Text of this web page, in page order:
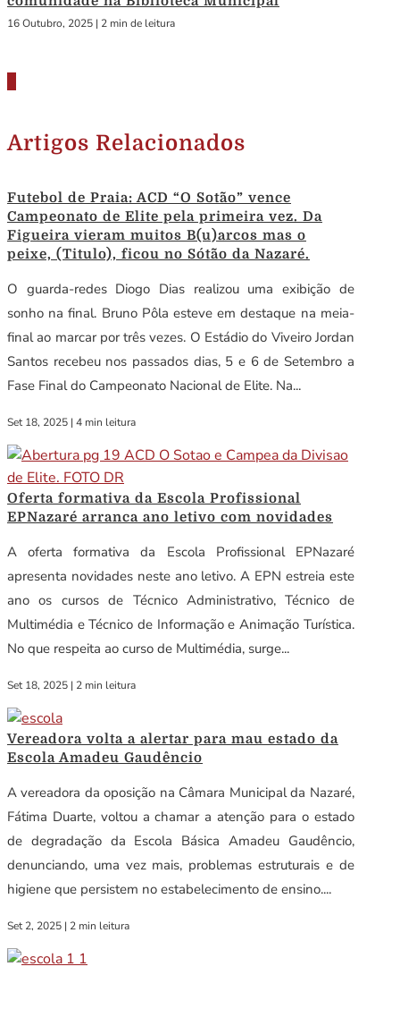
16 Outubro, 2025 | 2 min de leitura
Artigos Relacionados
Futebol de Praia: ACD “O Sotão” vence
Campeonato de Elite pela primeira vez. Da
Figueira vieram muitos B(u)arcos mas o
peixe, (Titulo), ficou no Sótão da Nazaré.
O guarda-redes Diogo Dias realizou uma exibição de
sonho na final. Bruno Pôla esteve em destaque na meia-
final ao marcar por três vezes. O Estádio do Viveiro Jordan
Santos recebeu nos passados dias, 5 e 6 de Setembro a
Fase Final do Campeonato Nacional de Elite. Na...
Set 18, 2025 | 4 min leitura
Oferta formativa da Escola Profissional
EPNazaré arranca ano letivo com novidades
A oferta formativa da Escola Profissional EPNazaré
apresenta novidades neste ano letivo. A EPN estreia este
ano os cursos de Técnico Administrativo, Técnico de
Multimédia e Técnico de Informação e Animação Turística.
No que respeita ao curso de Multimédia, surge...
Set 18, 2025 | 2 min leitura
Vereadora volta a alertar para mau estado da
Escola Amadeu Gaudêncio
A vereadora da oposição na Câmara Municipal da Nazaré,
Fátima Duarte, voltou a chamar a atenção para o estado
de degradação da Escola Básica Amadeu Gaudêncio,
denunciando, uma vez mais, problemas estruturais e de
higiene que persistem no estabelecimento de ensino....
Set 2, 2025 | 2 min leitura